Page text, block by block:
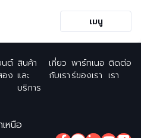
เมนู
นต์
ง
สินค้า
และ
บริการ
เกี่ยว
กับเรา
พาร์ทเนอ
ร์ของเรา
ติดต่อ
เรา
หนือ